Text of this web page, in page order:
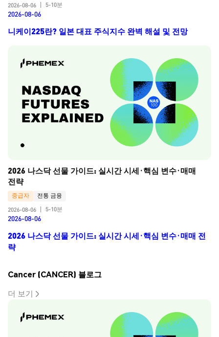
2026-08-06
5-10분
2026-08-06
니케이225란? 일본 대표 주식지수 완벽 해설 및 전망
2026 나스닥 선물 가이드: 실시간 시세·핵심 변수·매매
전략
중급자
전통 금융
2026-08-06
5-10분
2026-08-06
2026 나스닥 선물 가이드: 실시간 시세·핵심 변수·매매 전
략
Cancer (CANCER) 블로그
더 보기